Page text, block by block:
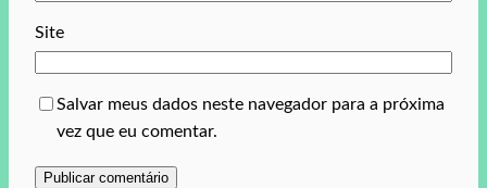
Site
Salvar meus dados neste navegador para a próxima
vez que eu comentar.